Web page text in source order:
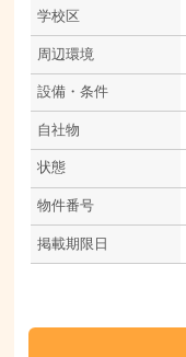
学校区
周辺環境
設備・条件
自社物
状態
物件番号
掲載期限日